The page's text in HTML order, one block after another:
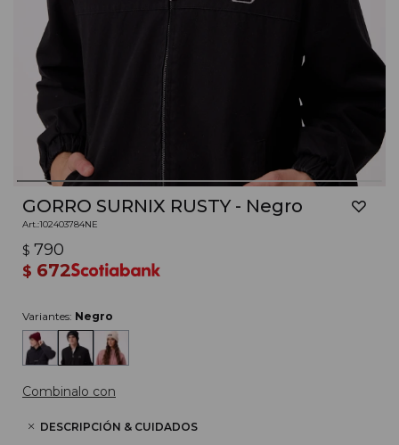
GORRO SURNIX RUSTY - Negro
102403784NE
$ 790
$ 672
Variantes: Negro
Combinalo con
DESCRIPCIÓN & CUIDADOS